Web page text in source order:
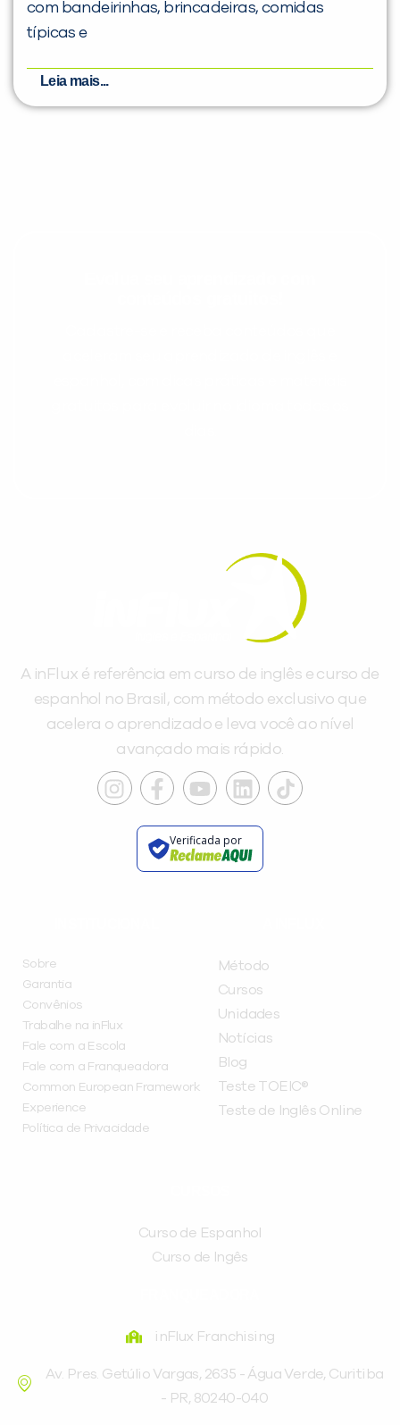
com bandeirinhas, brincadeiras, comidas
típicas e
Leia mais...
A inFlux é referência em curso de inglês e curso de
espanhol no Brasil, com método exclusivo que
acelera o aprendizado e leva você ao nível
avançado mais rápido.
Verificada por
Sobre
Garantia
Convênios
Trabalhe na inFlux
Fale com a Escola
Fale com a Franqueadora
Common European Framework
Experience
Política de Privacidade
Método
Cursos
Unidades
Notícias
Blog
Teste TOEIC®
Teste de Inglês Online
Curso de Espanhol
Curso de Ingês
inFlux Franchising
Av. Pres. Getúlio Vargas, 2635 - Água Verde, Curitiba
- PR, 80240-040